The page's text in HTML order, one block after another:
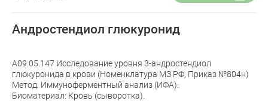
Андростендиол глюкуронид
A09.05.147 Исследование уровня 3-андростендиол
глюкуронида в крови (Номенклатура МЗ РФ, Приказ №804н)
Метод: Иммуноферментный анализ (ИФА).
Биоматериал: Кровь (сыворотка).